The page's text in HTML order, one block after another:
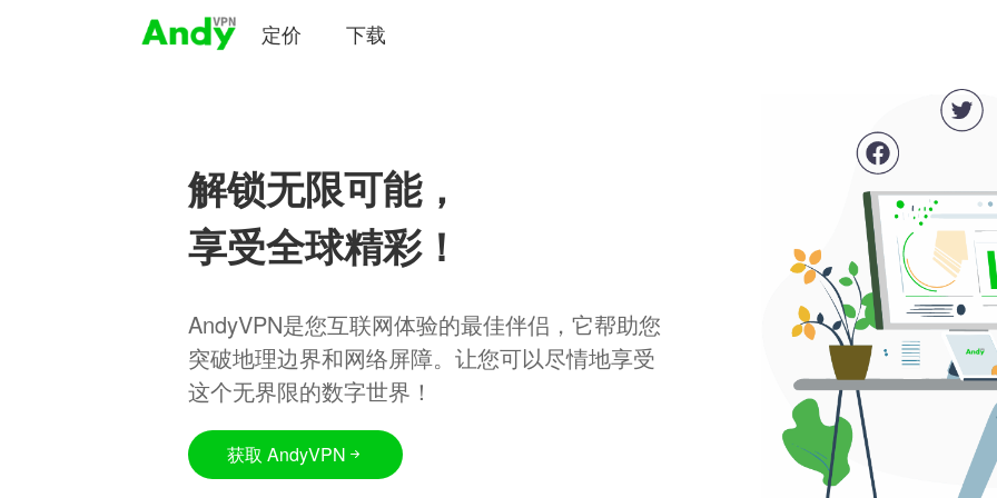
定价 下载
解锁无限可能，
享受全球精彩！
AndyVPN是您互联网体验的最佳伴侣，它帮助您
突破地理边界和网络屏障。让您可以尽情地享受
这个无界限的数字世界！
获取 AndyVPN